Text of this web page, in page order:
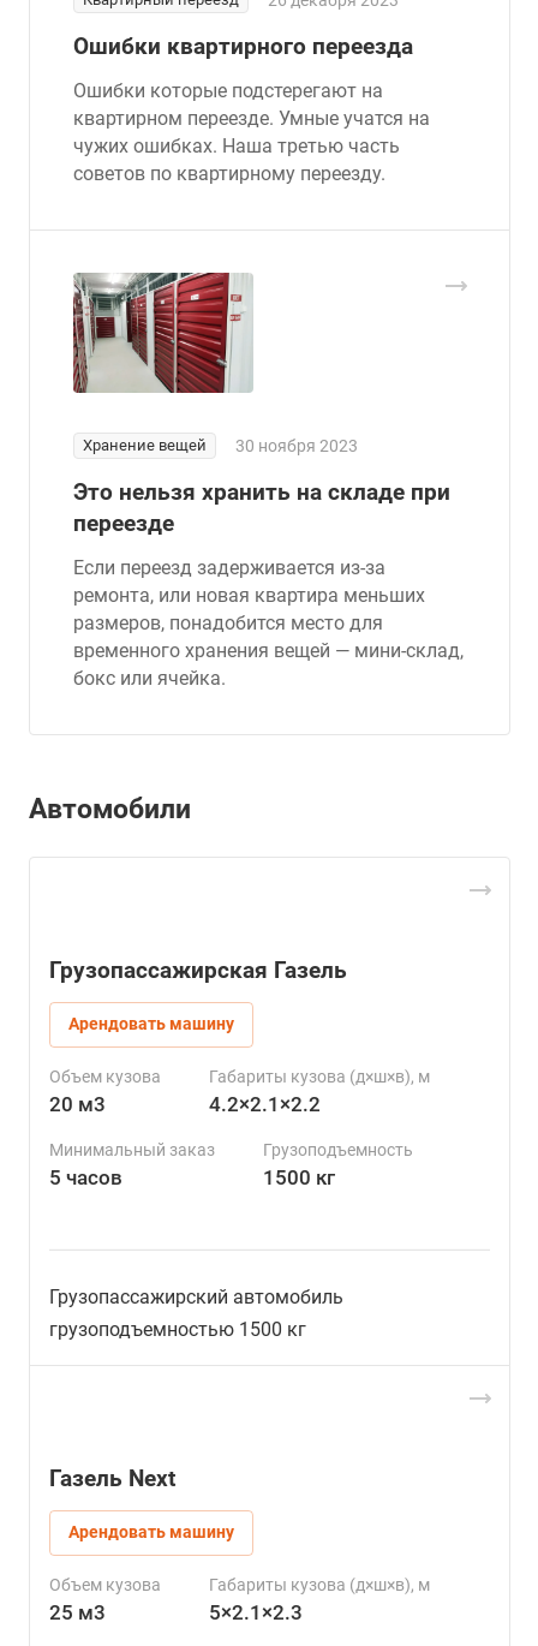
Ошибки квартирного переезда
Ошибки которые подстерегают на
квартирном переезде. Умные учатся на
чужих ошибках. Наша третью часть
советов по квартирному переезду.
Хранение вещей 30 ноября 2023
Это нельзя хранить на складе при
переезде
Если переезд задерживается из-за
ремонта, или новая квартира меньших
размеров, понадобится место для
временного хранения вещей — мини-склад,
бокс или ячейка.
Автомобили
Грузопассажирская Газель
Арендовать машину
Объем кузова
20 м3
Габариты кузова (д×ш×в), м
4.2×2.1×2.2
Минимальный заказ
5 часов
Грузоподъемность
1500 кг
Грузопассажирский автомобиль
грузоподъемностью 1500 кг
Газель Next
Арендовать машину
Объем кузова
25 м3
Габариты кузова (д×ш×в), м
5×2.1×2.3